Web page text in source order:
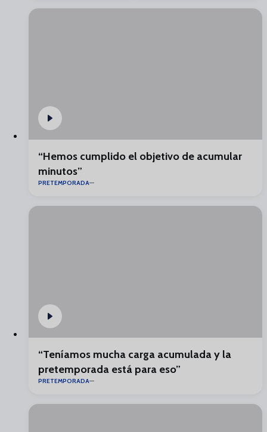
“Hemos cumplido el objetivo de acumular
minutos”
PRETEMPORADA
“Teníamos mucha carga acumulada y la
pretemporada está para eso”
PRETEMPORADA